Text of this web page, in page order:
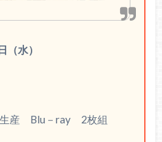
水）
生産 Blu－ray 2枚組